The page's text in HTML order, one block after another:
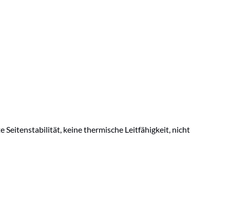
Seitenstabilität, keine thermische Leitfähigkeit, nicht